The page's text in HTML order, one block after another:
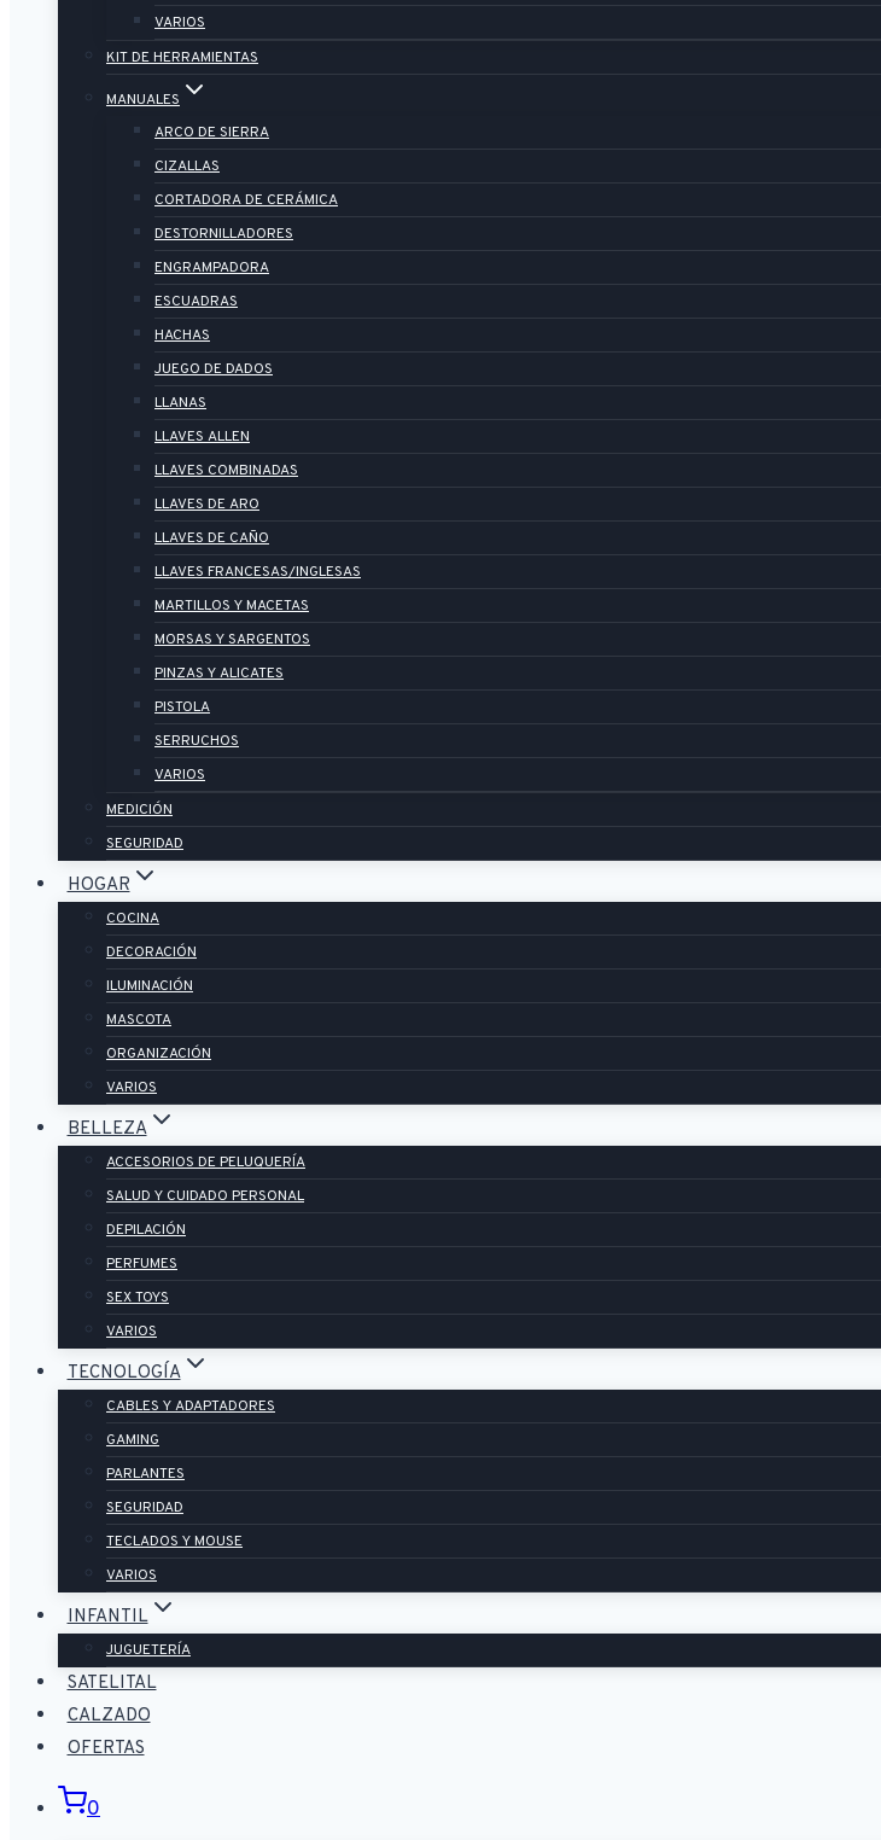
VARIOS
KIT DE HERRAMIENTAS
MANUALES
ARCO DE SIERRA
CIZALLAS
CORTADORA DE CERÁMICA
DESTORNILLADORES
ENGRAMPADORA
ESCUADRAS
HACHAS
JUEGO DE DADOS
LLANAS
LLAVES ALLEN
LLAVES COMBINADAS
LLAVES DE ARO
LLAVES DE CAÑO
LLAVES FRANCESAS/INGLESAS
MARTILLOS Y MACETAS
MORSAS Y SARGENTOS
PINZAS Y ALICATES
PISTOLA
SERRUCHOS
VARIOS
MEDICIÓN
SEGURIDAD
HOGAR
COCINA
DECORACIÓN
ILUMINACIÓN
MASCOTA
ORGANIZACIÓN
VARIOS
BELLEZA
ACCESORIOS DE PELUQUERÍA
SALUD Y CUIDADO PERSONAL
DEPILACIÓN
PERFUMES
SEX TOYS
VARIOS
TECNOLOGÍA
CABLES Y ADAPTADORES
GAMING
PARLANTES
SEGURIDAD
TECLADOS Y MOUSE
VARIOS
INFANTIL
JUGUETERÍA
SATELITAL
CALZADO
OFERTAS
0